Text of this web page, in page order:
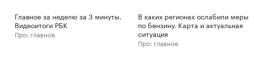
Главное за неделю за 3 минуты.
Видеоитоги РБК
Про: главное
В каких регионах ослабили меры
по бензину. Карта и актуальная
ситуация
Про: главное